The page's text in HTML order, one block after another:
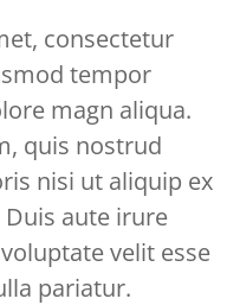
consectetur
tempor
magn aliqua.
quis nostrud
nisi ut aliquip ex
aute irure
velit esse
pariatur.